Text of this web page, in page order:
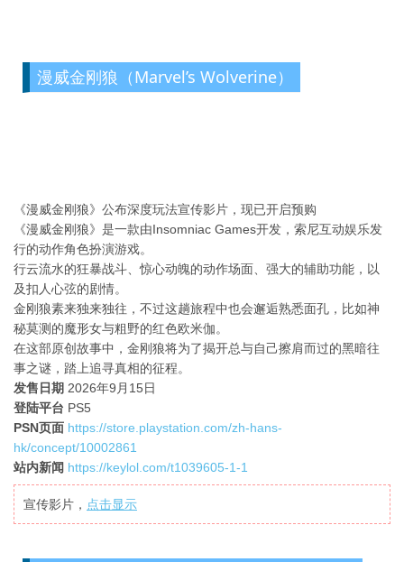
漫威金刚狼（Marvel’s Wolverine）
《漫威金刚狼》公布深度玩法宣传影片，现已开启预购
《漫威金刚狼》是一款由Insomniac Games开发，索尼互动娱乐发
行的动作角色扮演游戏。
行云流水的狂暴战斗、惊心动魄的动作场面、强大的辅助功能，以
及扣人心弦的剧情。
金刚狼素来独来独往，不过这趟旅程中也会邂逅熟悉面孔，比如神
秘莫测的魔形女与粗野的红色欧米伽。
在这部原创故事中，金刚狼将为了揭开总与自己擦肩而过的黑暗往
事之谜，踏上追寻真相的征程。
发售日期 2026年9月15日
登陆平台 PS5
PSN页面 https://store.playstation.com/zh-hans-
hk/concept/10002861
站内新闻 https://keylol.com/t1039605-1-1
宣传影片， 点击显示